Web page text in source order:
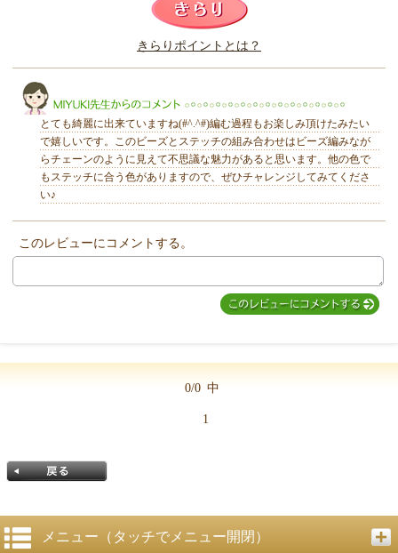
このレビューは参考になりましたか？
きらりポイントとは？
とても綺麗に出来ていますね(#^.^#)編む過程もお楽しみ頂けたみたい
で嬉しいです。このビーズとステッチの組み合わせはビーズ編みなが
らチェーンのように見えて不思議な魅力があると思います。他の色で
もステッチに合う色がありますので、ぜひチャレンジしてみてくださ
い♪
このレビューにコメントする。
0/0 中
1
メニュー（タッチでメニュー開閉）